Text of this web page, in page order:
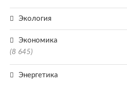
Экология
Экономика
(8 645)
Энергетика